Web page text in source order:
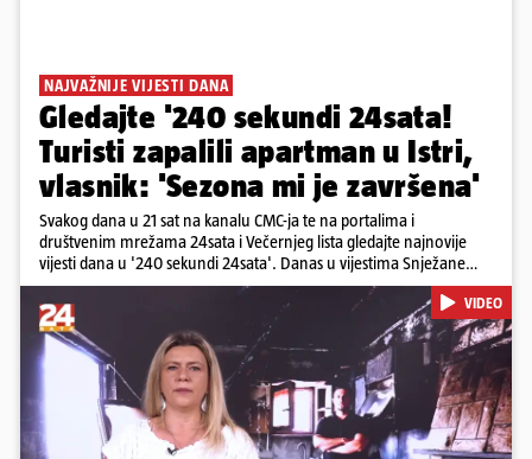
NAJVAŽNIJE VIJESTI DANA
Gledajte '240 sekundi 24sata!
Turisti zapalili apartman u Istri,
vlasnik: 'Sezona mi je završena'
Svakog dana u 21 sat na kanalu CMC-ja te na portalima i
društvenim mrežama 24sata i Večernjeg lista gledajte najnovije
vijesti dana u '240 sekundi 24sata'. Danas u vijestima Snježane
Krnetić: Turisti uništili apartman u Istri, 125 milijuna eura mogla bi
stajati sanacija otpada u Gospiću, u Osijeku pretukli nogometnog
suca, od utorka nove cijene goriva, rastu mirovine za 200 tisuća
branitelja...
Pokretanje videa...
VIDEO